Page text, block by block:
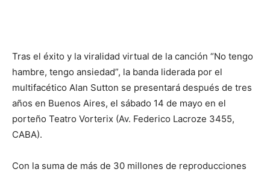
Tras el éxito y la viralidad virtual de la canción “No tengo
hambre, tengo ansiedad”, la banda liderada por el
multifacético Alan Sutton se presentará después de tres
años en Buenos Aires, el sábado 14 de mayo en el
porteño Teatro Vorterix (Av. Federico Lacroze 3455,
CABA).
Con la suma de más de 30 millones de reproducciones